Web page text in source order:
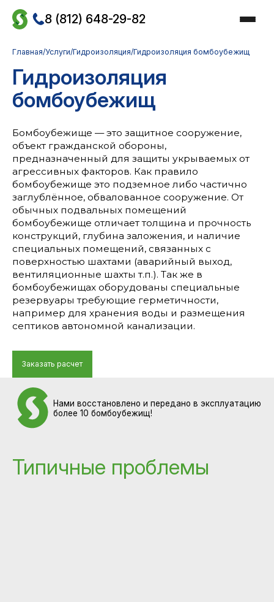
the
8 (812) 648-29-82
Главная/Услуги/Гидроизоляция/Гидроизоляция бомбоубежищ
Гидроизоляция
бомбоубежищ
Бомбоубежище — это защитное сооружение,
объект гражданской обороны,
предназначенный для защиты укрываемых от
агрессивных факторов. Как правило
бомбоубежище это подземное либо частично
заглублённое, обвалованное сооружение. От
обычных подвальных помещений
бомбоубежище отличает толщина и прочность
конструкций, глубина заложения, и наличие
специальных помещений, связанных с
поверхностью шахтами (аварийный выход,
вентиляционные шахты т.п.). Так же в
бомбоубежищах оборудованы специальные
резервуары требующие герметичности,
например для хранения воды и размещения
септиков автономной канализации.
Заказать расчет
Нами восстановлено и передано в эксплуатацию
более 10 бомбоубежищ!
Типичные проблемы